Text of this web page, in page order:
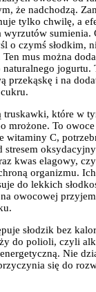
że nadchodzą.
tylko chwilę, a
wyrzutów sumienia.
o czymś słodkim,
mus można
jogurtu.
przekąskę i na
truskawki, które w
mrożone. To
witaminy C,
stresem
kwas elagowy,
organizmu.
do lekkich
owocowej
słodzik bez
do polioli, czyli
Nie
się do